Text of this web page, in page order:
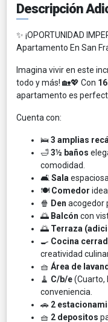
Descripción
✨ ¡OPORTUNIDAD
Apartamento En San
Imagina vivir en este
todo y más! 🏡💖 Con
apartamento es
Cuenta con:
🛌3 amplias
🛁3½ baños
comodidad.
🛋️ Sala
🍽️ Comedor
🍿 Den acogedor
🌅 Balcón con
🌅 Terraza
🍳 Cocina
creatividad
🧺 Área de
🧹 C/b/e(Cuarto,
conveniencia.
🚗 2
🧺 2 depositos